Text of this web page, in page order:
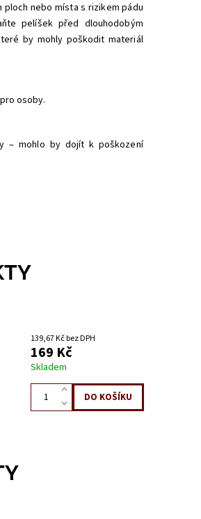
nebo místa s rizikem pádu
pelíšek před dlouhodobým
by mohly poškodit materiál
osoby.
– mohlo by dojít k poškození
139,67 Kč bez DPH
169 Kč
Skladem